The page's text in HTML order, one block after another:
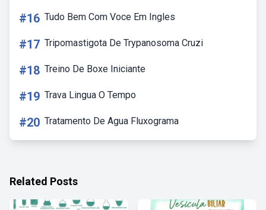
#16 Tudo Bem Com Voce Em Ingles
#17 Tripomastigota De Trypanosoma Cruzi
#18 Treino De Boxe Iniciante
#19 Trava Lingua O Tempo
#20 Tratamento De Agua Fluxograma
Related Posts